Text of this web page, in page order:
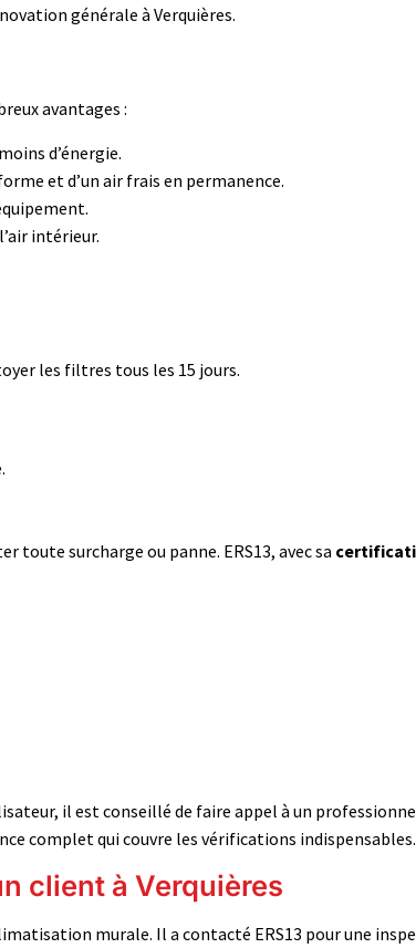
générale à Verquières.
avantages :
d’énergie.
et d’un air frais en permanence.
intérieur.
les filtres tous les 15 jours.
toute surcharge ou panne. ERS13, avec sa
il est conseillé de faire appel à un
complet qui couvre les vérifications indispensables.
client à Verquières
murale. Il a contacté ERS13 pour une